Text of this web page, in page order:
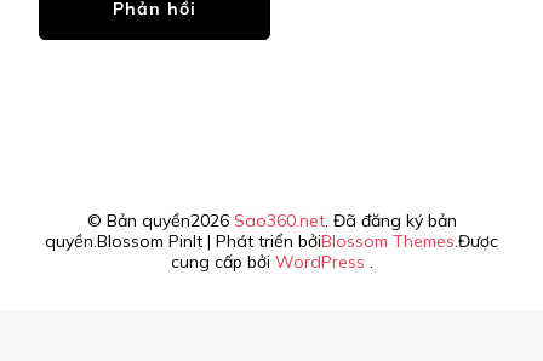
© Bản quyền2026 Sao360.net. Đã đăng ký bản
quyền.Blossom PinIt | Phát triển bởiBlossom Themes.Được
cung cấp bởi WordPress .